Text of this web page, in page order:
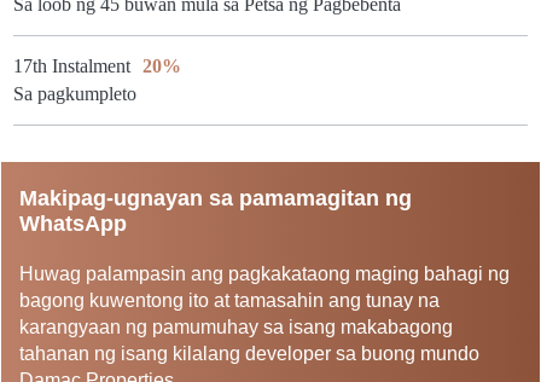
17th Instalment
20%
Sa pagkumpleto
Makipag-ugnayan sa pamamagitan ng
WhatsApp
Huwag palampasin ang pagkakataong maging bahagi ng
bagong kuwentong ito at tamasahin ang tunay na
karangyaan ng pamumuhay sa isang makabagong
tahanan ng isang kilalang developer sa buong mundo